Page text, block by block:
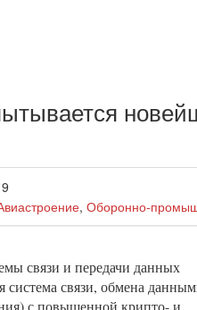
, Оборонно-
связи и передачи данных
связи, обмена